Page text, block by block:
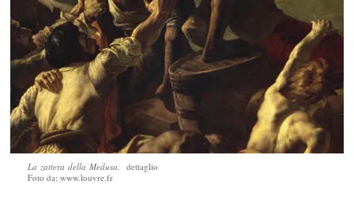
La zattera della Medusa, dettaglio
Foto da: www.louvre.fr